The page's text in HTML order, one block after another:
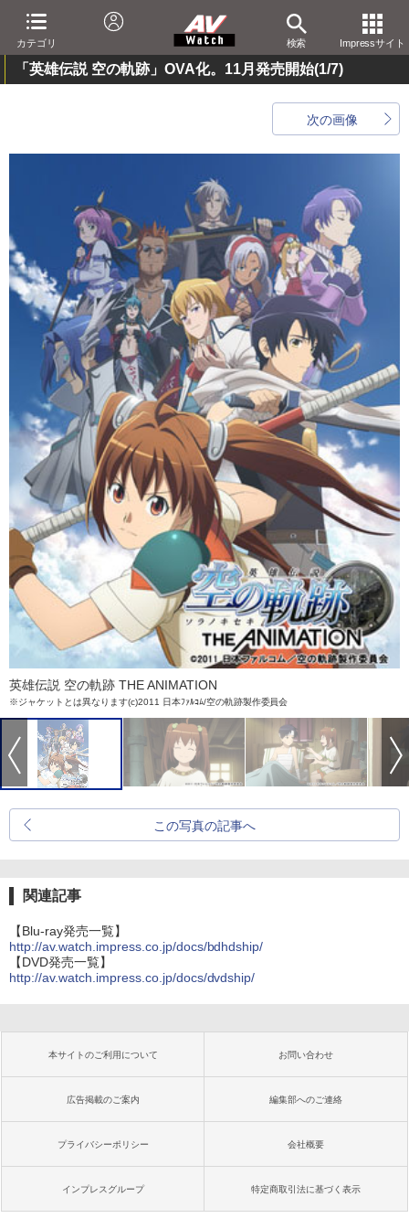
カテゴリ 検索 Impressサイト
「英雄伝説 空の軌跡」OVA化。11月発売開始(1/7)
次の画像
英雄伝説 空の軌跡 THE ANIMATION
※ジャケットとは異なります(c)2011 日本ﾌｧﾙｺﾑ/空の軌跡製作委員会
この写真の記事へ
関連記事
【Blu-ray発売一覧】
http://av.watch.impress.co.jp/docs/bdhdship/
【DVD発売一覧】
http://av.watch.impress.co.jp/docs/dvdship/
本サイトのご利用について お問い合わせ
広告掲載のご案内 編集部へのご連絡
プライバシーポリシー 会社概要
インプレスグループ 特定商取引法に基づく表示